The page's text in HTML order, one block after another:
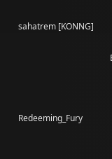
sahatrem [KONNG]
Redeeming_Fury